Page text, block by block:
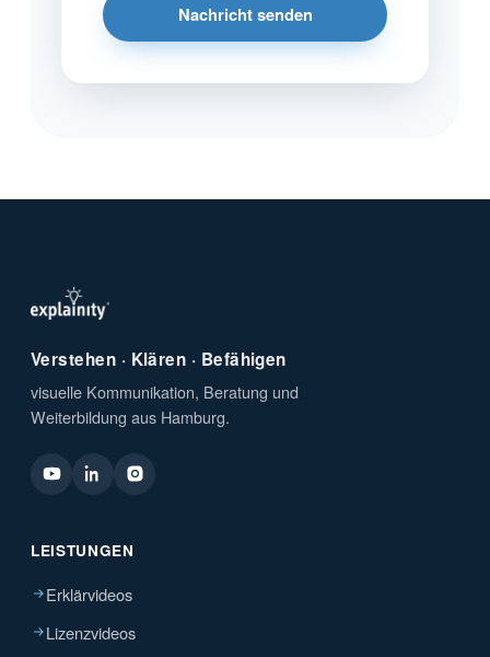
Nachricht senden
Verstehen · Klären · Befähigen
visuelle Kommunikation, Beratung und
Weiterbildung aus Hamburg.
LEISTUNGEN
Erklärvideos
Lizenzvideos